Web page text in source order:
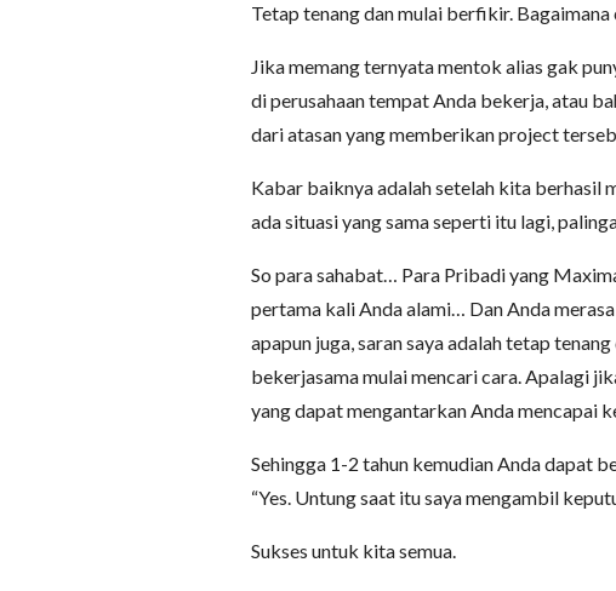
Tetap tenang dan mulai berfikir. Bagaimana
Jika memang ternyata mentok alias gak
di perusahaan tempat Anda bekerja, atau
dari atasan yang memberikan project
Kabar baiknya adalah setelah kita
ada situasi yang sama seperti itu lagi,
So para sahabat… Para Pribadi yang
pertama kali Anda alami… Dan Anda
apapun juga, saran saya adalah tetap
bekerjasama mulai mencari cara. Apalagi
yang dapat mengantarkan Anda mencapai
Sehingga 1-2 tahun kemudian Anda dapat
“Yes. Untung saat itu saya mengambil
Sukses untuk kita semua.